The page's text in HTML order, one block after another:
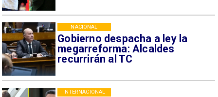
Gobierno despacha a ley la
megarreforma: Alcaldes
recurrirán al TC
NACIONAL
INTERNACIONAL